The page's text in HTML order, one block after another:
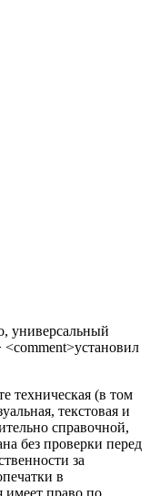
универсальный
техническая (в том
текстовая и
справочной,
без проверки перед
за
в
право по